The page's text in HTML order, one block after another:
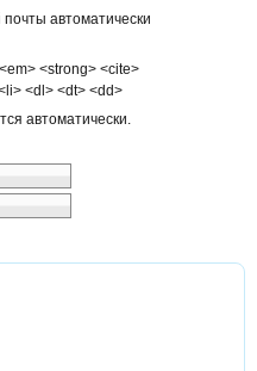
автоматически
<strong> <cite>
<dl> <dt> <dd>
автоматически.